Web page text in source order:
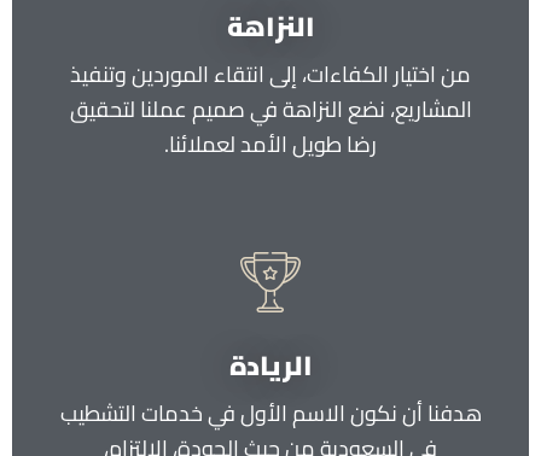
النزاهة
من اختيار الكفاءات، إلى انتقاء الموردين وتنفيذ
المشاريع، نضع النزاهة في صميم عملنا لتحقيق
رضا طويل الأمد لعملائنا.
الريادة
هدفنا أن نكون الاسم الأول في خدمات التشطيب